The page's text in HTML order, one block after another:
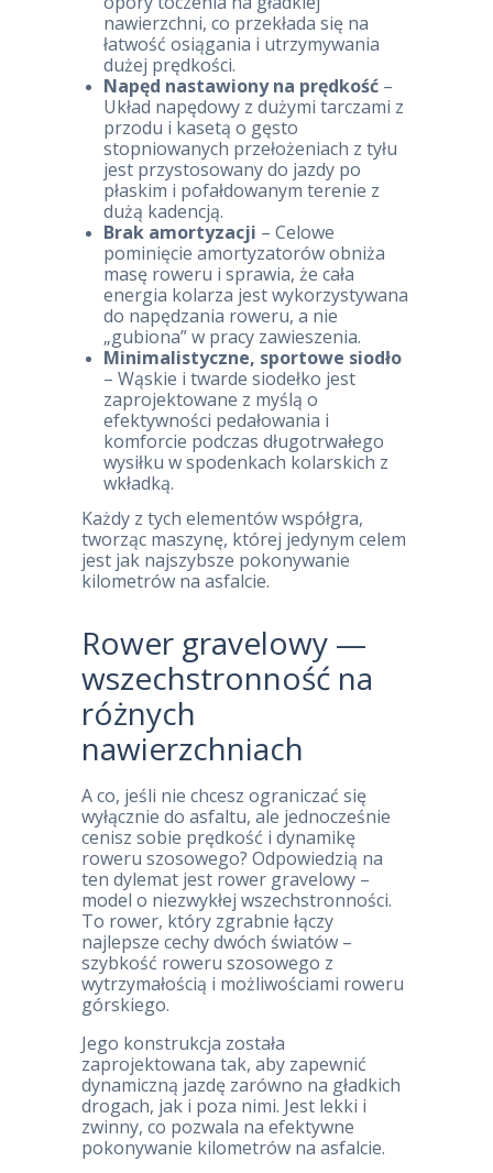
nawierzchni, co przekłada się na
łatwość osiągania i utrzymywania
dużej prędkości.
Napęd nastawiony na prędkość–
Układ napędowy z dużymi tarczami z
przodu i kasetą o gęsto
stopniowanych przełożeniach z tyłu
jest przystosowany do jazdy po
płaskim i pofałdowanym terenie z
dużą kadencją.
Brak amortyzacji – Celowe
pominięcie amortyzatorów obniża
masę roweru i sprawia, że cała
energia kolarza jest wykorzystywana
do napędzania roweru, a nie
„gubiona” w pracy zawieszenia.
Minimalistyczne, sportowe siodło
– Wąskie i twarde siodełko jest
zaprojektowane z myślą o
efektywności pedałowania i
komforcie podczas długotrwałego
wysiłku w spodenkach kolarskich z
wkładką.
Każdy z tych elementów współgra,
tworząc maszynę, której jedynym celem
jest jak najszybsze pokonywanie
kilometrów na asfalcie.
Rower gravelowy —
wszechstronność na
różnych
nawierzchniach
A co, jeśli nie chcesz ograniczać się
wyłącznie do asfaltu, ale jednocześnie
cenisz sobie prędkość i dynamikę
roweru szosowego? Odpowiedzią na
ten dylemat jest rower gravelowy –
model o niezwykłej wszechstronności.
To rower, który zgrabnie łączy
najlepsze cechy dwóch światów –
szybkość roweru szosowego z
wytrzymałością i możliwościami roweru
górskiego.
Jego konstrukcja została
zaprojektowana tak, aby zapewnić
dynamiczną jazdę zarówno na gładkich
drogach, jak i poza nimi. Jest lekki i
zwinny, co pozwala na efektywne
pokonywanie kilometrów na asfalcie.